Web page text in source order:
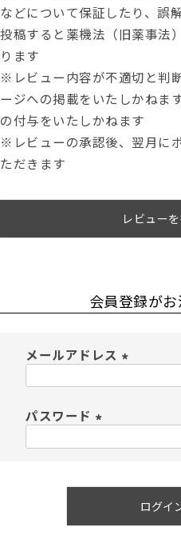
などについて保証したり、誤
投稿すると薬機法（旧薬事法
ります
※レビュー内容が不適切と判
ージへの掲載をいたしかねま
の付与をいたしかねます
※レビューの承認後、翌月に
ただきます
レビューを
会員登録が
メールアドレス
パスワード
ログイ